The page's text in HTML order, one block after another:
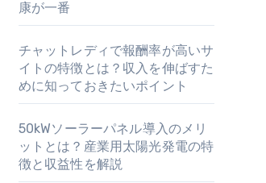
康が一番
チャットレディで報酬率が高いサ
イトの特徴とは？収入を伸ばすた
めに知っておきたいポイント
50kWソーラーパネル導入のメリ
ットとは？産業用太陽光発電の特
徴と収益性を解説